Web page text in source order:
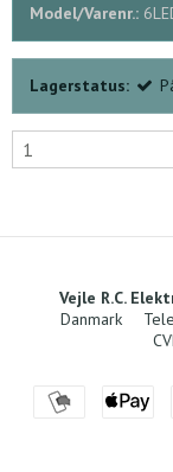
Model/Varenr.:
Lagerstatus:
Vejle R.C.
Danmark